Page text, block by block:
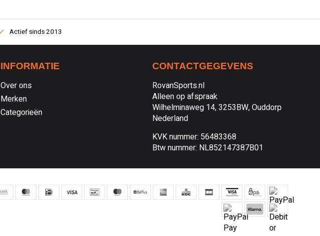
Actief sinds 2013
INFORMATIE
Over ons
Merken
Categorieën
CONTACTGEGEVENS
RovanSports.nl
Alleen op afspraak
Wilhelminaweg 14, 3253BW, Ouddorp
Nederland
KVK nummer: 56483368
Btw nummer: NL852147387B01